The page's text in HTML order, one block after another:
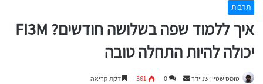
תרבות
איך ללמוד שפה בשלושה חודשים? FI3M
יכולה להיות התחלה טובה
טומס שטיין שניידר
Send
0
561 דקת קריאה